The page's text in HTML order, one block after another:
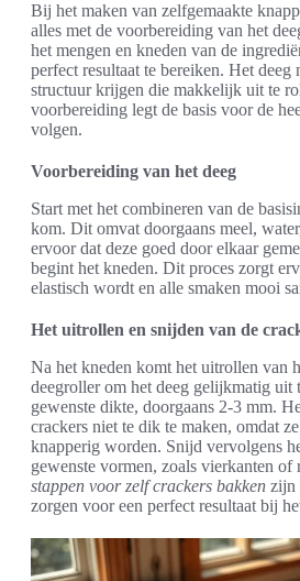
Bij het maken van zelfgemaakte
alles met de voorbereiding van het
het mengen en kneden van de
perfect resultaat te bereiken. Het deeg
structuur krijgen die makkelijk uit te
voorbereiding legt de basis voor de
volgen.
Voorbereiding van het deeg
Start met het combineren van de
kom. Dit omvat doorgaans meel,
ervoor dat deze goed door elkaar
begint het kneden. Dit proces zorgt
elastisch wordt en alle smaken mooi
Het uitrollen en snijden van de
Na het kneden komt het uitrollen van
deegroller om het deeg gelijkmatig uit
gewenste dikte, doorgaans 2-3 mm.
crackers niet te dik te maken, omdat
knapperig worden. Snijd vervolgens
gewenste vormen, zoals vierkanten of
stappen voor zelf crackers bakken zijn
zorgen voor een perfect resultaat bij